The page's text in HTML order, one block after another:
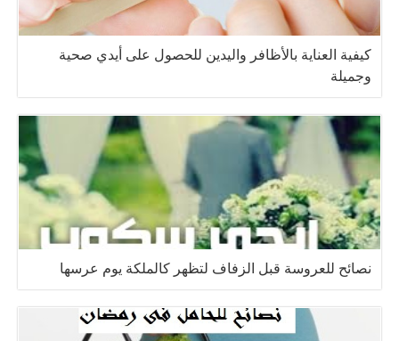
كيفية العناية بالأظافر واليدين للحصول على أيدي صحية
وجميلة
نصائح للعروسة قبل الزفاف لتظهر كالملكة يوم عرسها